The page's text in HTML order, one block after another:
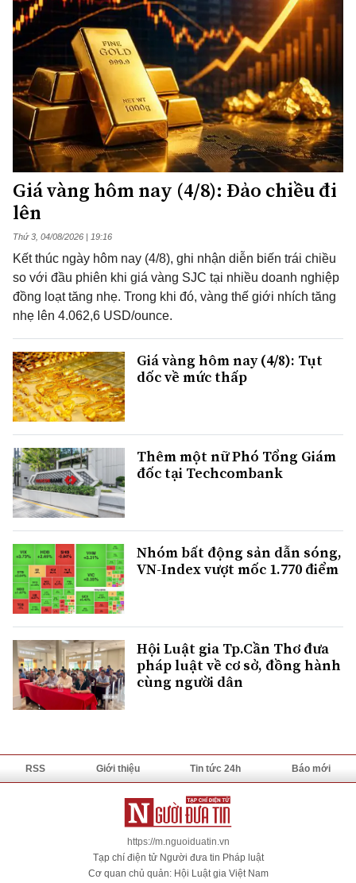
Giá vàng hôm nay (4/8): Đảo chiều đi
lên
Thứ 3, 04/08/2026 | 19:16
Kết thúc ngày hôm nay (4/8), ghi nhận diễn biến trái chiều
so với đầu phiên khi giá vàng SJC tại nhiều doanh nghiệp
đồng loạt tăng nhẹ. Trong khi đó, vàng thế giới nhích tăng
nhẹ lên 4.062,6 USD/ounce.
Giá vàng hôm nay (4/8): Tụt
dốc về mức thấp
Thêm một nữ Phó Tổng Giám
đốc tại Techcombank
Nhóm bất động sản dẫn sóng,
VN-Index vượt mốc 1.770 điểm
Hội Luật gia Tp.Cần Thơ đưa
pháp luật về cơ sở, đồng hành
cùng người dân
RSS Giới thiệu Tin tức 24h Báo mới
https://m.nguoiduatin.vn
Tạp chí điện tử Người đưa tin Pháp luật
Cơ quan chủ quản: Hội Luật gia Việt Nam